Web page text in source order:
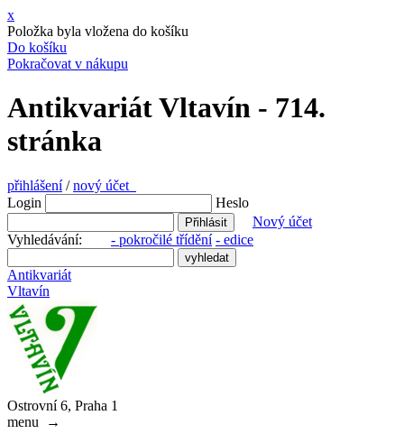
x
Položka byla vložena do košíku
Do košíku
Pokračovat v nákupu
Antikvariát Vltavín - 714.
stránka
přihlášení/nový účet
Login
Heslo
Nový účet
Vyhledávání: - pokročilé třídění - edice
Antikvariát
Vltavín
Ostrovní 6, Praha 1
menu
→